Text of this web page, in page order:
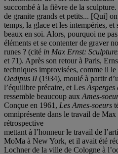
succombé à la fièvre de la
de granite grands et petits... [Qui]
temps, la glace et les intempéries,
beaux en soi. Alors, pourquoi ne
éléments et se contenter de graver
runes ? (cité in Max Ernst:
et 71). Après son retour à Paris,
techniques improvisées, comme il
Oedipus II(1934), moulé à partir
l’équilibre précaire, et Les Asperges
ressemble beaucoup aux Ames-
Conçue en 1961, Les Ames-soeurs
omniprésente dans le travail de
rétrospective
mettant à l’honneur le travail de
MoMa à New York, et il avait été
Lochner de la ville de Cologne à